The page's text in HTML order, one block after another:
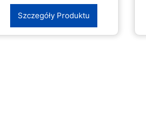
Szczegóły Produktu